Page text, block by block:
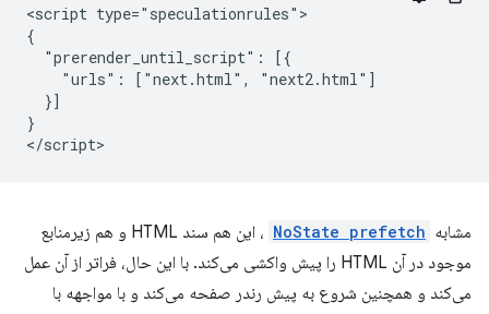
<script type="speculationrules">
{
  "prerender_until_script": [{
    "urls": ["next.html", "next2.html"]
  }]
}
مشابه NoState prefetch
، این هم سند HTML و هم زیرمنابع
موجود در آن HTML را پیش واکشی می‌کند. با این حال، فراتر از آن عمل
می‌کند و همچنین شروع به پیش رندر صفحه می‌کند و با مواجهه با